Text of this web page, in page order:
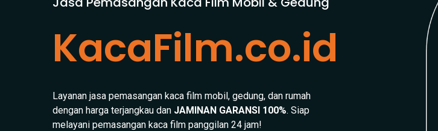
KacaFilm.co.id
Layanan jasa pemasangan kaca film mobil, gedung, dan rumah
dengan harga terjangkau dan JAMINAN GARANSI 100%. Siap
melayani pemasangan kaca film panggilan 24 jam!